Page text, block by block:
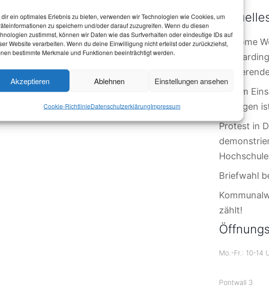
dir ein optimales Erlebnis zu bieten, verwenden wir Technologien wie Cookies, um
zu speichern und/oder darauf zuzugreifen. Wenn du diesen
zustimmst, können wir Daten wie das Surfverhalten oder eindeutige IDs auf
Website verarbeiten. Wenn du deine Einwilligung nicht erteilst oder zurückziehst,
bestimmte Merkmale und Funktionen beeinträchtigt werden.
Akzeptieren Ablehnen Einstellungen ansehen
Cookie-RichtlinieDatenschutzerklärungImpressum
Welcome
Warum
Versagen
Protest in
Briefwahl
zählt!
Mo.-Fr.: 10-14
Pontwall 3